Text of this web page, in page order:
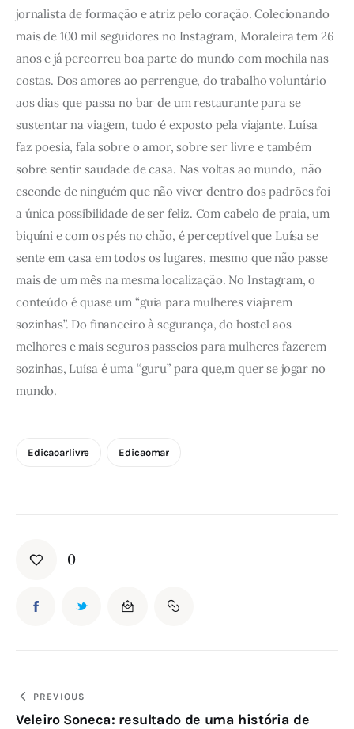
jornalista de formação e atriz pelo coração. Colecionando
mais de 100 mil seguidores no Instagram, Moraleira tem 26
anos e já percorreu boa parte do mundo com mochila nas
costas. Dos amores ao perrengue, do trabalho voluntário
aos dias que passa no bar de um restaurante para se
sustentar na viagem, tudo é exposto pela viajante. Luísa
faz poesia, fala sobre o amor, sobre ser livre e também
sobre sentir saudade de casa. Nas voltas ao mundo,  não
esconde de ninguém que não viver dentro dos padrões foi
a única possibilidade de ser feliz. Com cabelo de praia, um
biquíni e com os pés no chão, é perceptível que Luísa se
sente em casa em todos os lugares, mesmo que não passe
mais de um mês na mesma localização. No Instagram, o
conteúdo é quase um “guia para mulheres viajarem
sozinhas”. Do financeiro à segurança, do hostel aos
melhores e mais seguros passeios para mulheres fazerem
sozinhas, Luísa é uma “guru” para que,m quer se jogar no
mundo.
Edicaoarlivre Edicaomar
0
PREVIOUS
Veleiro Soneca: resultado de uma história de